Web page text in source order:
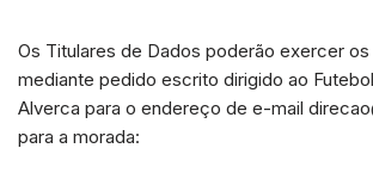
Os Titulares de Dados poderão exercer
mediante pedido escrito dirigido ao
Alverca para o endereço de e-mail
para a morada: